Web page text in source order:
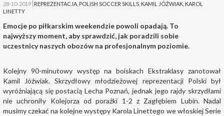
28-10-2019 REPREZENTACJA POLISH SOCCER SKILLS KAMIL JÓŹWIAK KAROL
LINETTY
Emocje po piłkarskim weekendzie powoli opadają. To
najwyższy moment, aby sprawdzić, jak poradzili sobie
uczestnicy naszych obozów na profesjonalnym poziomie.
Kolejny 90-minutowy występ na boiskach Ekstraklasy zanotował
Kamil Jóźwiak. Skrzydłowy młodzieżowej reprezentacji Polski był
wyróżniającą się postacią Lecha Poznań, jednak jego rajdy skrzydłami
nie uchroniły Kolejorza od porażki 1-2 z Zagłębiem Lubin. Nadal
musimy czekać na kolejne występy Karola Linettego we włoskiej Serie